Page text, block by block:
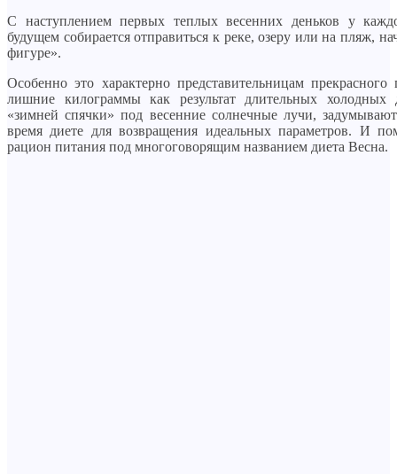
С наступлением первых теплых весенних деньков у
будущем собирается отправиться к реке, озеру или на пляж,
фигуре».
Особенно это характерно представительницам прекрасного
лишние килограммы как результат длительных холодных
«зимней спячки» под весенние солнечные лучи,
время диете для возвращения идеальных параметров. И
рацион питания под многоговорящим названием диета Весна.